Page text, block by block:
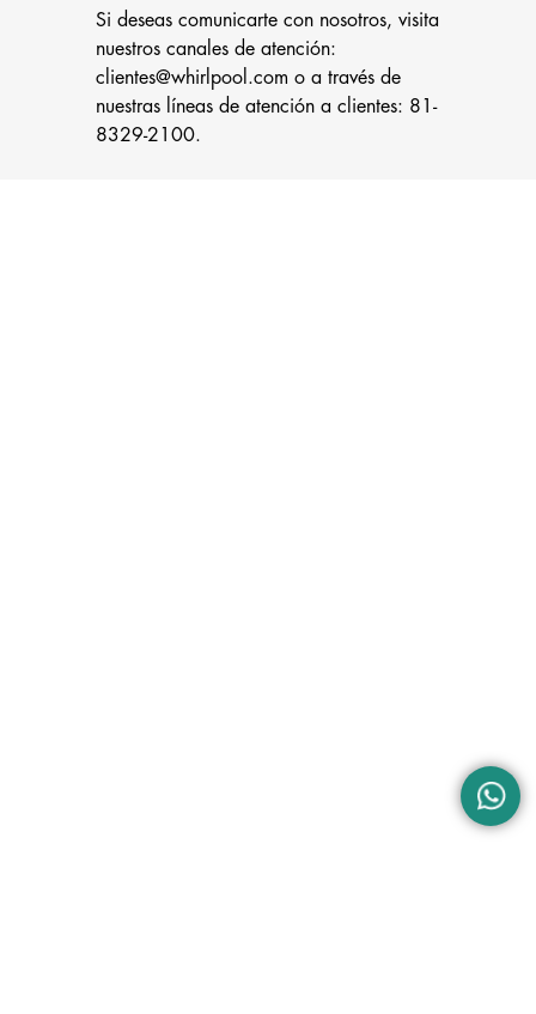
Si deseas comunicarte con nosotros, visita
nuestros canales de atención:
clientes@whirlpool.com o a través de
nuestras líneas de atención a clientes: 81-
8329-2100.